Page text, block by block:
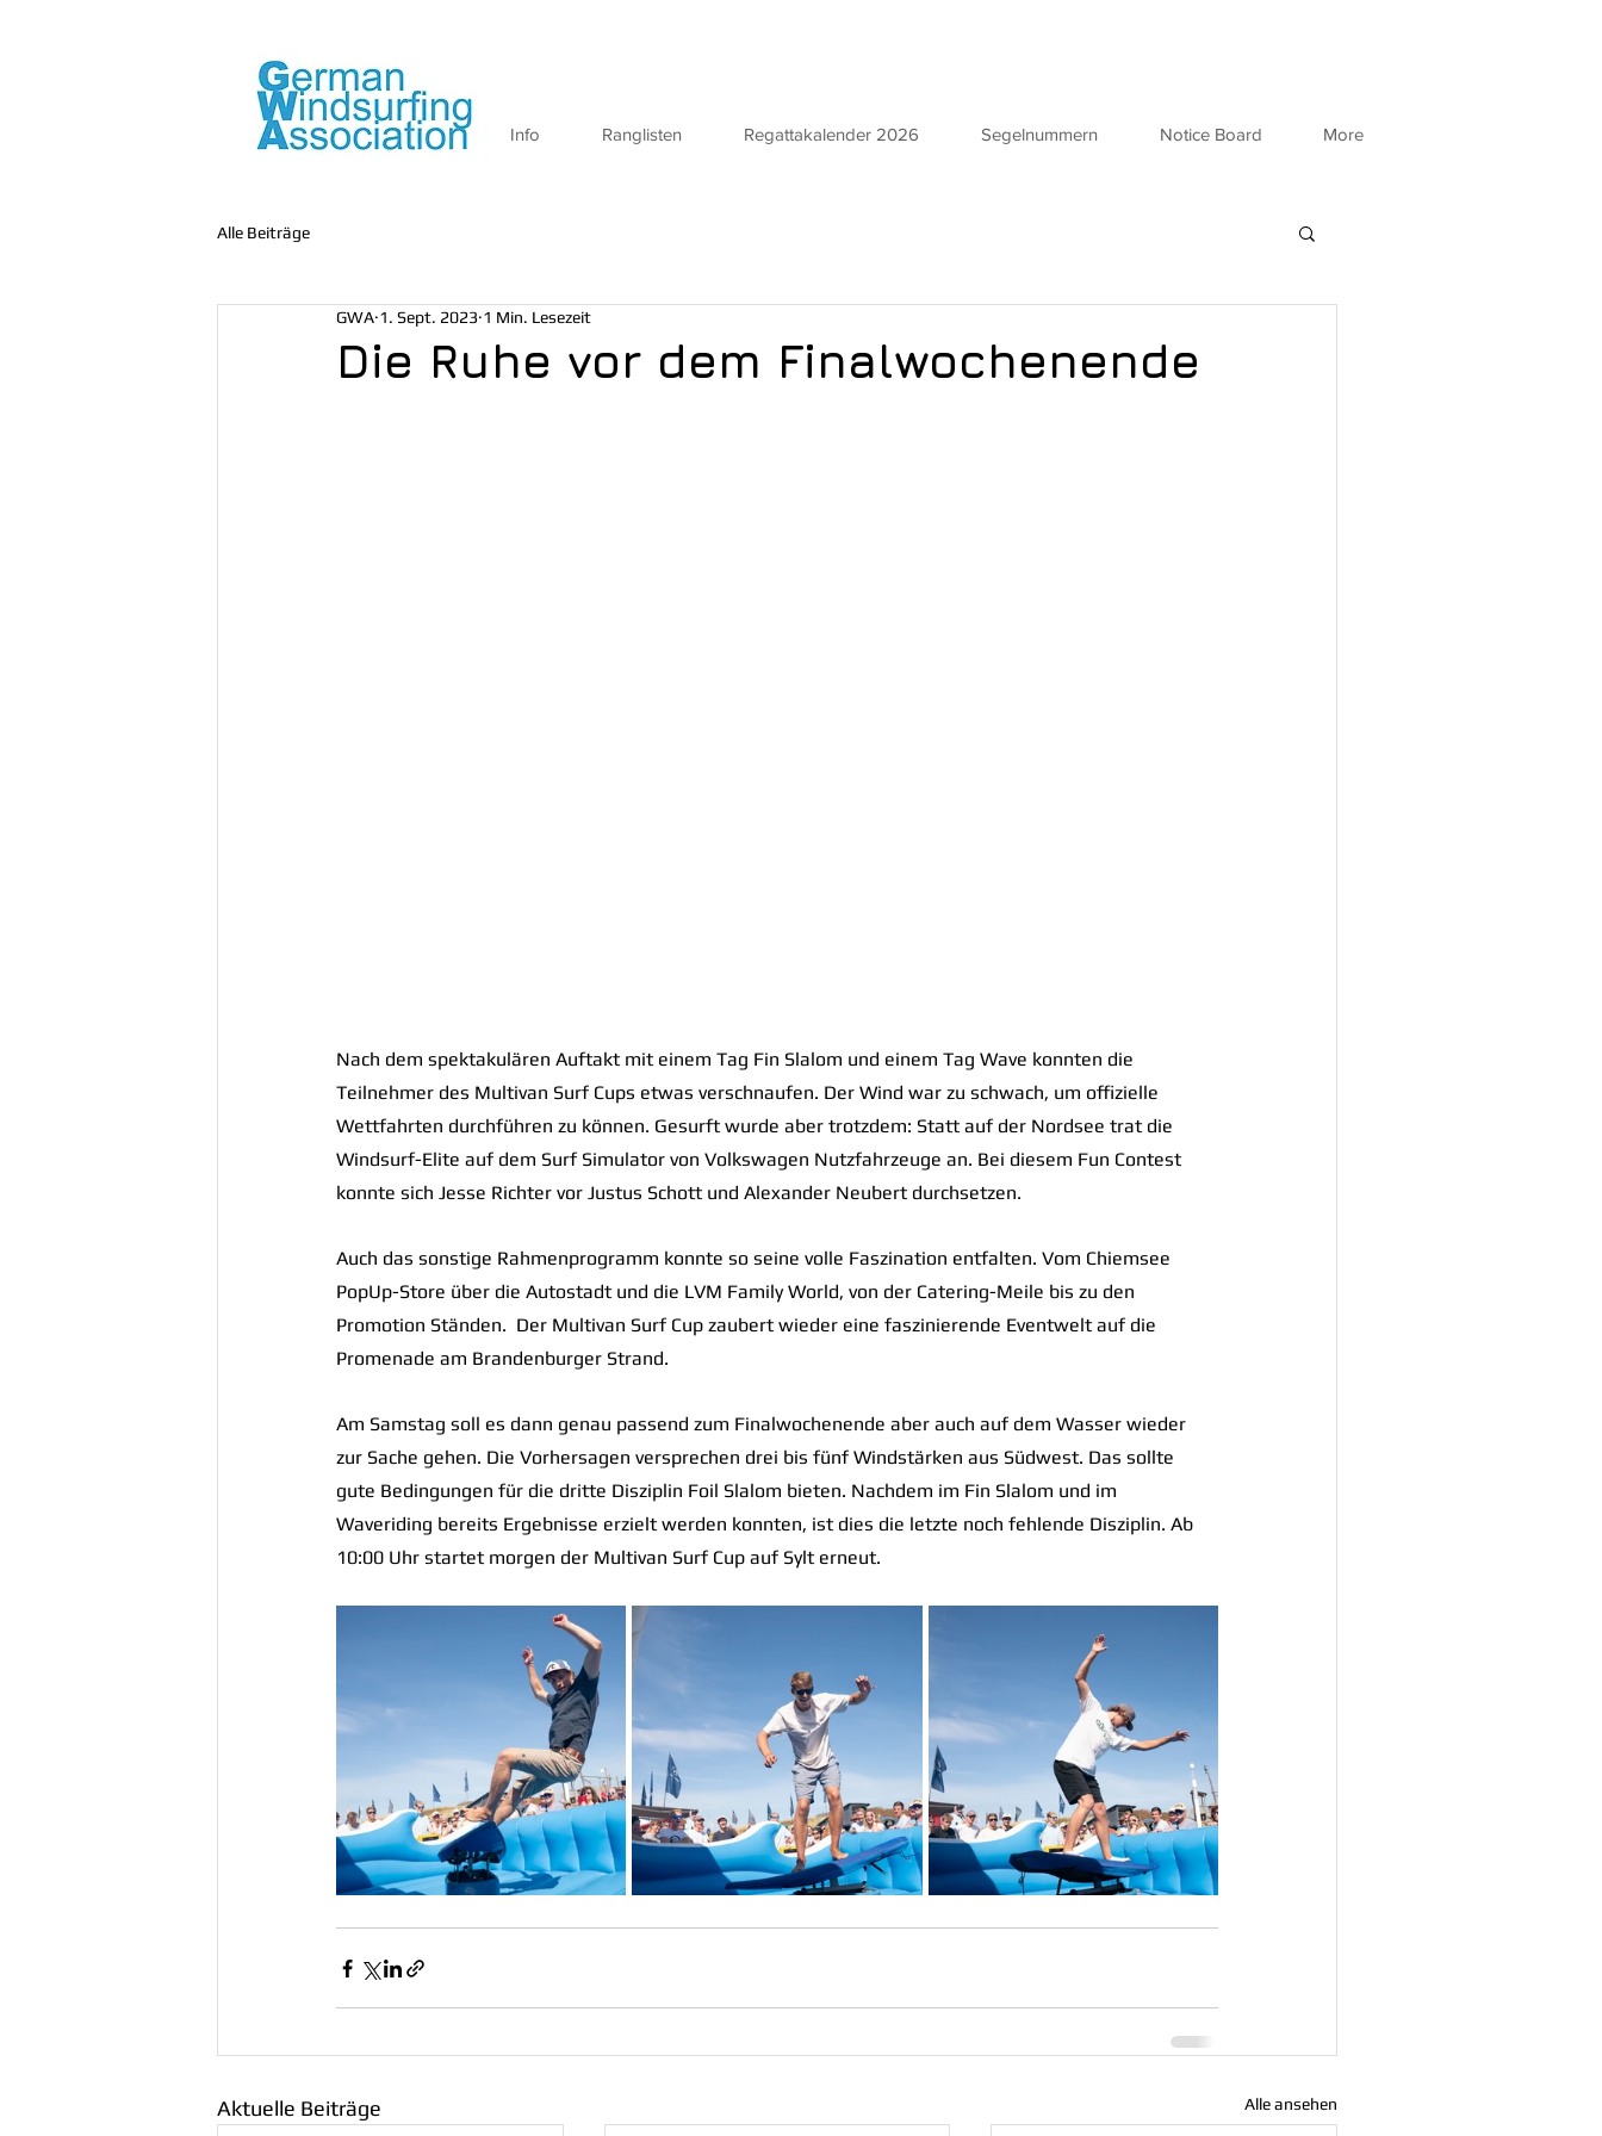
Info Ranglisten Regattakalender 2026 Segelnummern Notice Board More
Alle Beiträge
Die Ruhe vor dem Finalwochenende
GWA 1. Sept. 2023 1 Min. Lesezeit
Nach dem spektakulären Auftakt mit einem Tag Fin Slalom und einem Tag Wave konnten die
Teilnehmer des Multivan Surf Cups etwas verschnaufen. Der Wind war zu schwach, um offizielle
Wettfahrten durchführen zu können. Gesurft wurde aber trotzdem: Statt auf der Nordsee trat die
Windsurf-Elite auf dem Surf Simulator von Volkswagen Nutzfahrzeuge an. Bei diesem Fun Contest
konnte sich Jesse Richter vor Justus Schott und Alexander Neubert durchsetzen.
Auch das sonstige Rahmenprogramm konnte so seine volle Faszination entfalten. Vom Chiemsee
PopUp-Store über die Autostadt und die LVM Family World, von der Catering-Meile bis zu den
Promotion Ständen.  Der Multivan Surf Cup zaubert wieder eine faszinierende Eventwelt auf die
Promenade am Brandenburger Strand.
Am Samstag soll es dann genau passend zum Finalwochenende aber auch auf dem Wasser wieder
zur Sache gehen. Die Vorhersagen versprechen drei bis fünf Windstärken aus Südwest. Das sollte
gute Bedingungen für die dritte Disziplin Foil Slalom bieten. Nachdem im Fin Slalom und im
Waveriding bereits Ergebnisse erzielt werden konnten, ist dies die letzte noch fehlende Disziplin. Ab
10:00 Uhr startet morgen der Multivan Surf Cup auf Sylt erneut.
Aktuelle Beiträge Alle ansehen